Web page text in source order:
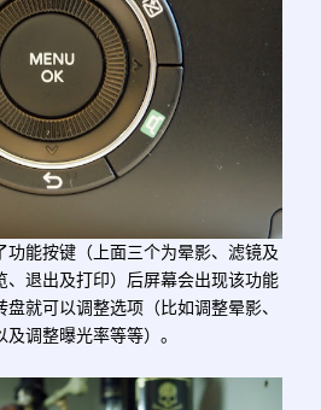
功能按键（上面三个为晕影、滤镜及
、退出及打印）后屏幕会出现该功能
就可以调整选项（比如调整晕影、
调整曝光率等等）。